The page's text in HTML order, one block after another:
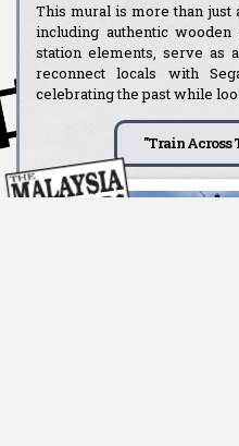
This mural is more than
including authentic
station elements, serve as
reconnect locals with
celebrating the past while
"Train Across